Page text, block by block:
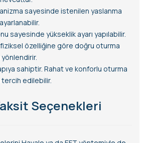
sayesinde istenilen yaslanma
sayesinde yükseklik ayarı yapılabilir.
fiziksel özelliğine göre doğru oturma
sahiptir. Rahat ve konforlu oturma
edilebilir.
Seçenekleri